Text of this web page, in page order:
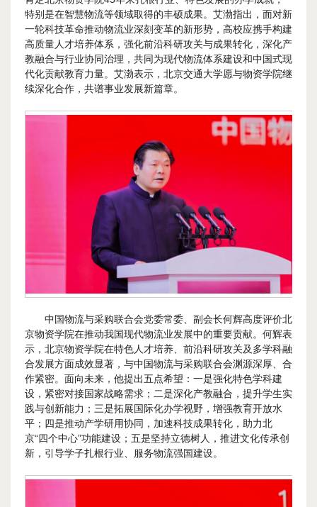
特别是在智慧物流等领域取得的丰硕成果。艾渤指出，面对新
一轮科技革命推动物流业深刻变革的新形势，高校应携手构建
高质量人才培养体系，强化前沿科研攻关与成果转化，深化产
教融合与行业协同治理，共同为现代物流体系建设和中国式现
代化贡献教育力量。艾渤表示，北京交通大学愿与物资学院继
续深化合作，共谱事业发展新篇章。
中国物流与采购联合会党委常委、副会长何辉高度评价北
京物资学院在推动我国现代物流业发展中的重要贡献。何辉表
示，北京物资学院在特色人才培养、前沿科研攻关及多学科融
合发展方面成效显著，与中国物流与采购联合会渊源深厚、合
作紧密。面向未来，他提出五点希望：一是强化特色学科建
设，紧密对接国家战略需求；二是深化产教融合，提升学生实
践与创新能力；三是拓展国际化办学视野，增强教育开放水
平；四是推动产学研用协同，加速科技成果转化，助力北
京“四个中心”功能建设；五是坚持立德树人，推进文化传承创
新，引导学子扎根行业、服务物流强国建设。